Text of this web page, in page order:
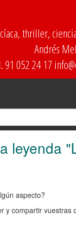
thriller,
Andrés
91 052 24 17
leyenda
aspecto?
y compartir vuestras